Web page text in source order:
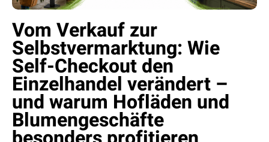
Vom Verkauf zur
Selbstvermarktung: Wie
Self-Checkout den
Einzelhandel verändert –
und warum Hofläden und
Blumengeschäfte